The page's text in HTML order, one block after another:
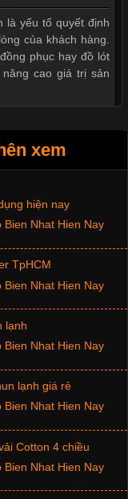
là yếu tố quyết định
của khách hàng.
phục hay đồ lót
cao giá trị sản
biến nhất hiện nay
nhiều đối tượng.
sản phẩm. Mỗi
Ty Được Ưa
xem
nam giá sỉ
đúng cách
hè 2017
hiện nay
TpHCM
lạnh
lạnh giá rẻ
Cotton 4 chiều